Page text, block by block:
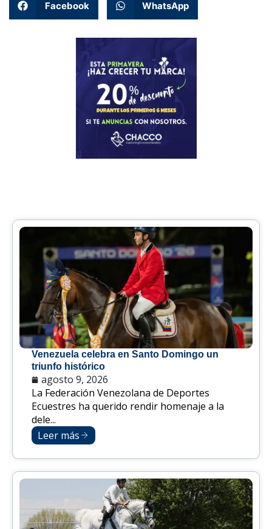
Facebook WhatsApp
Venezuela celebra en Santo Domingo un
triunfo histórico
agosto 9, 2026
La Federación Venezolana de Deportes
Ecuestres ha querido rendir homenaje a la
dele...
Leer más